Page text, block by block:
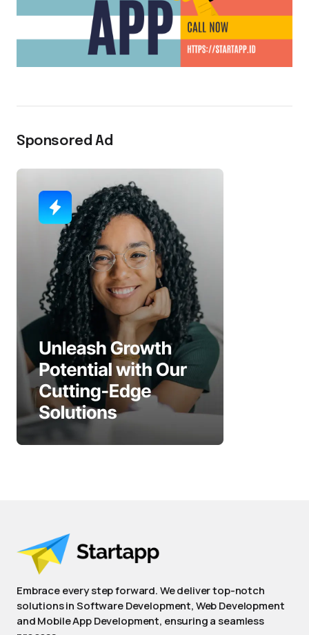
Sponsored Ad
Embrace every step forward. We deliver top-notch
solutions in Software Development, Web Development
and Mobile App Development, ensuring a seamless